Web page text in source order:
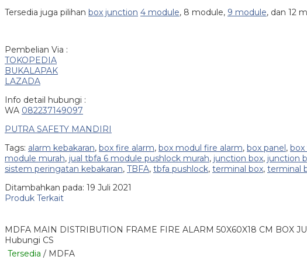
Tersedia juga pilihan box junction 4 module, 8 module, 9 module, dan 12
Pembelian Via :
TOKOPEDIA
BUKALAPAK
LAZADA
Info detail hubungi :
WA 082237149097
PUTRA SAFETY MANDIRI
Tags: alarm kebakaran, box fire alarm, box modul fire alarm, box panel, box
module murah, jual tbfa 6 module pushlock murah, junction box, junction
sistem peringatan kebakaran, TBFA, tbfa pushlock, terminal box, terminal
Ditambahkan pada: 19 Juli 2021
Produk Terkait
MDFA MAIN DISTRIBUTION FRAME FIRE ALARM 50X60X18 CM BOX
Hubungi CS
Tersedia / MDFA